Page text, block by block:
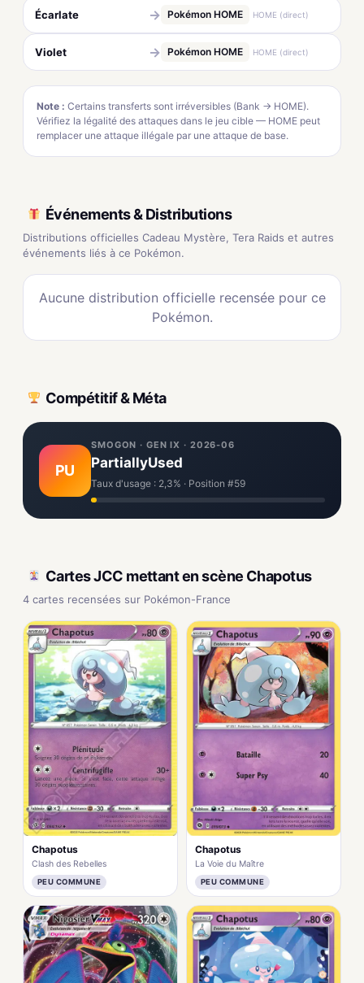
Écarlate → Pokémon HOME HOME (direct)
Violet → Pokémon HOME HOME (direct)
Note : Certains transferts sont irréversibles (Bank → HOME).
Vérifiez la légalité des attaques dans le jeu cible — HOME peut
remplacer une attaque illégale par une attaque de base.
Événements & Distributions
Distributions officielles Cadeau Mystère, Tera Raids et autres
événements liés à ce Pokémon.
Aucune distribution officielle recensée pour ce
Pokémon.
Compétitif & Méta
PU
SMOGON · GEN IX · 2026-06
PartiallyUsed
Taux d'usage : 2,3% · Position #59
Cartes JCC mettant en scène Chapotus
4 cartes recensées sur Pokémon-France
Chapotus
Clash des Rebelles
PEU COMMUNE
Chapotus
La Voie du Maître
PEU COMMUNE